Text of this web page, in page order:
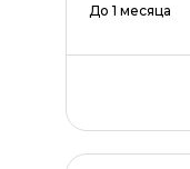
До 1 месяца